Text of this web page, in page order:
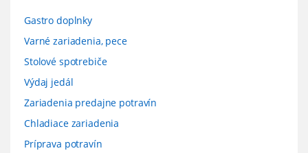
Gastro doplnky
Varné zariadenia, pece
Stolové spotrebiče
Výdaj jedál
Zariadenia predajne potravín
Chladiace zariadenia
Príprava potravín